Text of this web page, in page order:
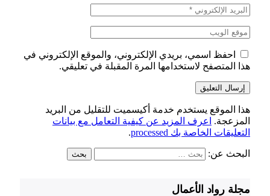
احفظ اسمي، بريدي الإلكتروني، والموقع الإلكتروني في
هذا المتصفح لاستخدامها المرة المقبلة في تعليقي.
هذا الموقع يستخدم خدمة أكيسميت للتقليل من البريد
المزعجة.
اعرف المزيد عن كيفية التعامل مع بيانات
التعليقات الخاصة بك processed
.
البحث عن:
مجلة رواد الأعمال